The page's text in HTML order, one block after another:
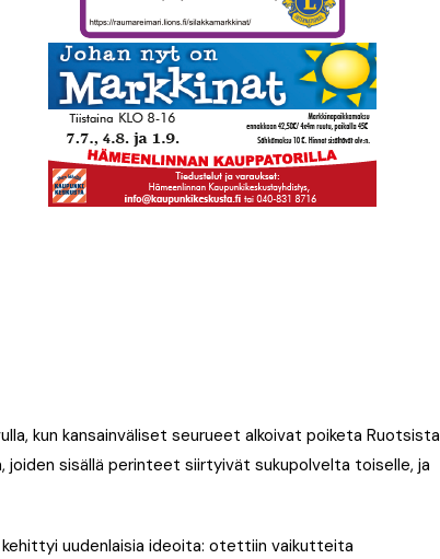
kun kansainväliset seurueet alkoivat poiketa Ruotsista
joiden sisällä perinteet siirtyivät sukupolvelta toiselle, ja
uudenlaisia ideoita: otettiin vaikutteita